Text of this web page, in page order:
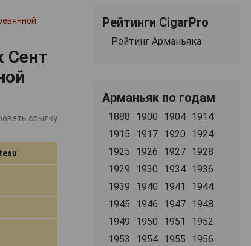
Сент
ссылку
Рейтинги CigarPro
Рейтинг Арманьяка
Арманьяк по годам
1888 1900 1904 1914
1915
1917 1920
1924
1925
1926 1927 1928
1929
1930 1934 1936
1939
1940 1941
1944
1945
1946 1947 1948
1949
1950 1951
1952
1953
1954 1955
1956